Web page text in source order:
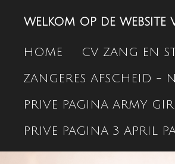
naar
hoofdinhoud
WELKOM OP DE
HOME CV ZANG EN
ZANGERES AFSCHEID -
PRIVE PAGINA ARMY
PRIVE PAGINA 3 APRIL